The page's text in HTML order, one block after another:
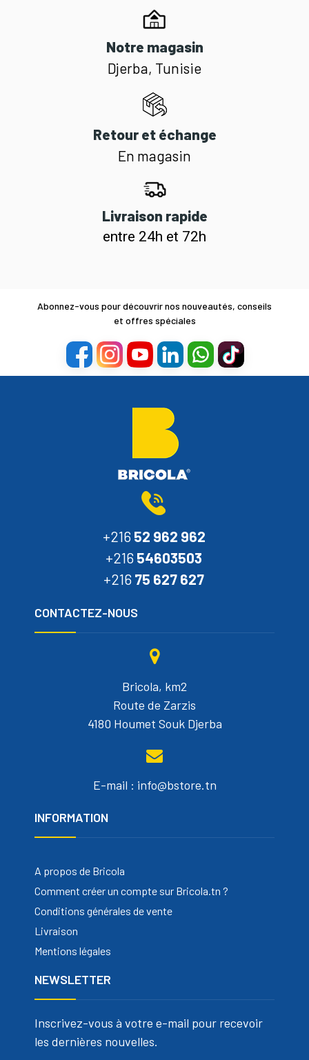
Notre magasin
Djerba, Tunisie
Retour et échange
En magasin
Livraison rapide
entre 24h et 72h
Abonnez-vous pour découvrir nos nouveautés, conseils
et offres spéciales
+216 52 962 962
+216 54603503
+216 75 627 627
CONTACTEZ-NOUS
Bricola, km2
Route de Zarzis
4180 Houmet Souk Djerba
E-mail : info@bstore.tn
INFORMATION
A propos de Bricola
Comment créer un compte sur Bricola.tn ?
Conditions générales de vente
Livraison
Mentions légales
NEWSLETTER
Inscrivez-vous à votre e-mail pour recevoir
les dernières nouvelles.